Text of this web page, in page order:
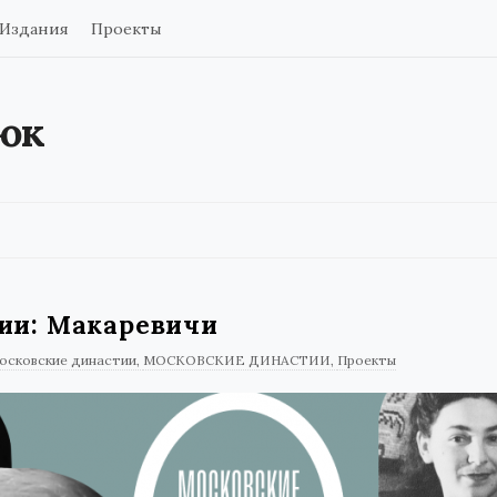
Издания Проекты
Макаревичи
династии МОСКОВСКИЕ ДИНАСТИИ Проекты